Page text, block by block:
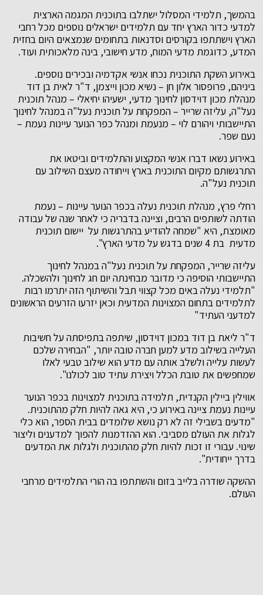
בהמשך, תלמידי המסלול ישתלבו בתוכנית המגמה הארצית
למדעי כדור הארץ יחד עם תלמידים ישראלים נוספים מכל רחבי
הארץ וישתתפו בקורסים וסדנאות בתחומים שנמצאים היום בחזית
המדע, כדוגמת מדעי המוח, מדע חישובי, בינה מלאכותית ועוד.
באירוע השקת התוכנית נכחו אנשי אקדמיה ובכירים נוספים.
ביניהם, פרופסור אלון חן – נשיא מכון וייצמן, ד"ר לאית בן דוד
מנהלת מכון דוידסון לחינוך מדעי, ישעיהו יחיאלי – מנהל תוכנית
נעל"ה, עליזה שרייר – המפקחת על תוכנית נעל"ה במנהל לחינוך
התיישבותי ויהורם לוי – מנעמת ומנהל כפר הנוער עיינות נעמת –
נעם שפר.
באירוע נשאו דברו אנשי המקצוע והתלמידים וביטאו את
התרגשותם מקיום התוכנית בארץ וייחודה מעצם השילוב עם
תוכנית נעל"ה.
רחלי פרץ, מנהלת תוכנית נעלה בכפר הנוער עיינות – נעמת
הודתה לשותפים הרבים, וציינה בדבריה כי לאחר שנה של עבודה
מאומצת, היא "שמחה להודיע בהתרגשות על יישום תוכנית
מדעית בת 4 שנים בדגש על מדעי הארץ".
עליזה שרייר, המפקחת על תוכנית נעל"ה במנהל לחינוך
התיישבותי הוסיפה כי מדובר מבחינתה יום חג לחינוך ולהשכלה.
"תלמידי נעלה באים מכל קצווי תבל והשיתוף הזה יתרמו רבות
לתלמידים בתחום המצוינות המדעית וכאן יזרעו הזרעים הראשונים
למדעני העתיד"
ד"ר ליאת בן דוד במכון דוידסון, שיתפה בתפיסתה על חשיבות
העלייה בשילוב מדע למען חברה טובה יותר, "הבחירה שלכם
לעשות עלייה ולשלב אותה עם מדע הוא שילוב טבעי לאלו
שמחפשים את טובת הכלל ויצירת עתיד טוב לכולנו".
אווילין ביילין הקנדית, תלמידה בתוכנית למצוינות בכפר הנוער
עיינות נעמת ציינה באירוע כי, היא גאה להיות חלק מהתוכנית.
"מדעים בשבילי זה לא רק נושא שלומדים בבית הספר, הוא כלי
לגלות את העולם מסביבי. הוא ההזדמנות להפוך למדענים וליצור
שינוי. עבורי זו זכות להיות חלק מהתוכנית ולגלות את המדעים
בדרך ייחודית".
ההשקה שודרה בלייב בזום והשתתפו בה הורי התלמידים מרחבי
העולם.